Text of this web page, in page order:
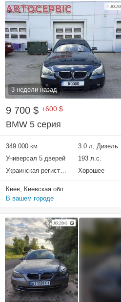
3 недели назад
9 700 $ +600 $
BMW 5 серия
349 000 км 3.0 л, Дизель
Универсал 5 дверей
193 л.с.
Украинская регистрация
Хорошее
Киев, Киевская обл.
В вашем городе